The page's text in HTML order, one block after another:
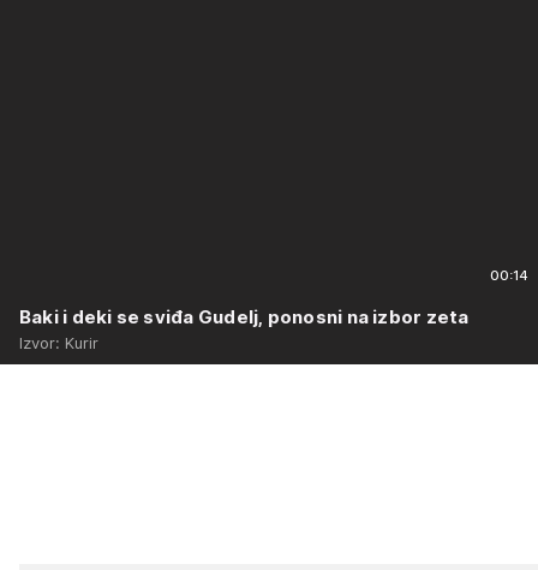
00:14
Baki i deki se sviđa Gudelj, ponosni na izbor zeta
Izvor: Kurir